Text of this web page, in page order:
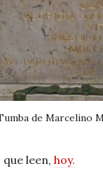
de Marcelino
que leen, hoy.